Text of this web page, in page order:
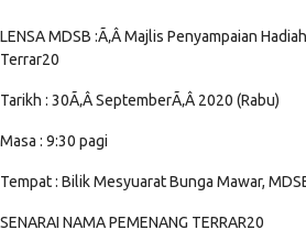
LENSA MDSB :Ã‚Â Majlis Penyampaian
Terrar20
Tarikh : 30Ã‚Â SeptemberÃ‚Â 2020 (Rabu)
Masa : 9:30 pagi
Tempat : Bilik Mesyuarat Bunga Mawar,
SENARAI NAMA PEMENANG TERRAR20